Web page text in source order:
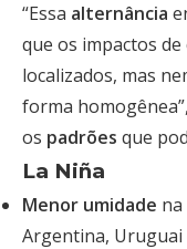
“Essa alternância
que os impactos
localizados, mas
forma
os padrões que
La Niña
Menor umidade
Argentina, Uruguai